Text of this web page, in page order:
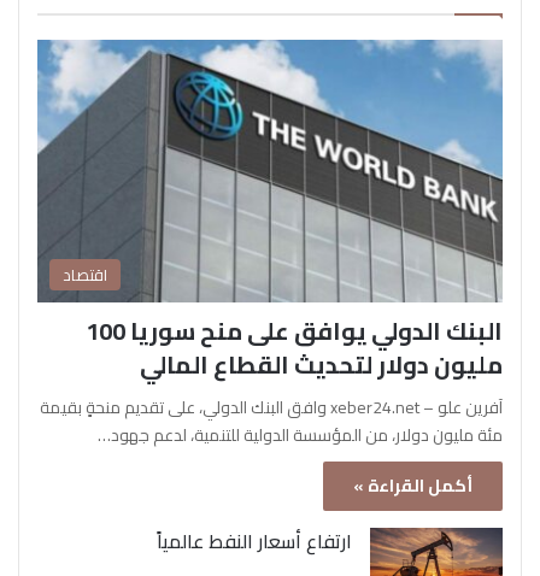
اقتصاد
البنك الدولي يوافق على منح سوريا 100
مليون دولار لتحديث القطاع المالي
آفرين علو – xeber24.net وافق البنك الدولي، على تقديم منحةٍ بقيمة
مئة مليون دولار، من المؤسسة الدولية للتنمية، لدعم جهود…
أكمل القراءة »
ارتفاع أسعار النفط عالمياً